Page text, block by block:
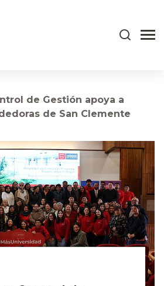
de Gestión apoya a
de San Clemente